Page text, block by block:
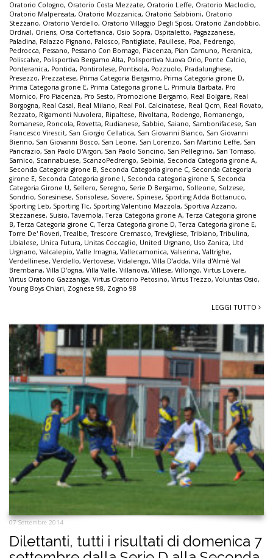
Oratorio Cologno, Oratorio Costa Mezzate, Oratorio Leffe, Oratorio Maclodio,
Oratorio Malpensata, Oratorio Mozzanica, Oratorio Sabbioni, Oratorio
Stezzano, Oratorio Verdello, Oratorio Villaggio Degli Sposi, Oratorio Zandobbio,
Ordival, Oriens, Orsa Cortefranca, Osio Sopra, Ospitaletto, Pagazzanese,
Paladina, Palazzo Pignano, Palosco, Pantigliate, Paullese, Pba, Pedrengo,
Pedrocca, Pessano, Pessano Con Bornago, Piacenza, Pian Camuno, Pieranica,
Poliscalve, Polisportiva Bergamo Alta, Polisportiva Nuova Orio, Ponte Calcio,
Ponteranica, Pontida, Pontirolese, Pontisola, Pozzuolo, Pradalunghese,
Presezzo, Prezzatese, Prima Categoria Bergamo, Prima Categoria girone D,
Prima Categoria girone E, Prima Categoria girone L , Primula Barbata, Pro
Mornico, Pro Piacenza, Pro Sesto, Promozione Bergamo, Real Bolgare, Real
Borgogna, Real Casal, Real Milano, Real Pol. Calcinatese, Real Qcm, Real Rovato,
Rezzato, Rigamonti Nuvolera, Ripaltese, Rivoltana, Rodengo, Romanengo,
Romanese, Roncola, Rovetta, Rudianese, Sabbio, Saiano, Sambonifacese, San
Francesco Virescit, San Giorgio Cellatica, San Giovanni Bianco, San Giovanni
Bienno, San Giovanni Bosco, San Leone, San Lorenzo, San Martino Leffe, San
Pancrazio, San Paolo D'Argon, San Paolo Soncino, San Pellegrino, San Tomaso,
Sarnico, Scannabuese, ScanzoPedrengo, Sebinia, Seconda Categoria girone A,
Seconda Categoria girone B, Seconda Categoria girone C, Seconda Categoria
girone E, Seconda Categoria girone I, Seconda categoria girone S, Seconda
Categoria Girone U, Sellero, Seregno, Serie D Bergamo, Solleone, Solzese,
Sondrio, Soresinese, Sorisolese, Sovere, Spinese, Sporting Adda Bottanuco,
Sporting Leb, Sporting Tlc, Sporting Valentino Mazzola, Sportiva Azzano,
Stezzanese, Suisio,Tavernola,Terza Categoria girone A,Terza Categoria girone
B,Terza Categoria girone C,Terza Categoria girone D,Terza Categoria girone E,
Torre De' Roveri,Trealbe,Trescore Cremasco,Trevigliese,Tribiano,Tribulina,
Ubialese, Unica Futura, Unitas Coccaglio, United Urgnano, Uso Zanica, Utd
Urgnano, Valcalepio, Valle Imagna, Vallecamonica, Valserina, Valtrighe,
Verdellinese, Verdello, Vertovese, Vidalengo, Villa D'adda, Villa d'Almè Val
Brembana, Villa D'ogna, Villa Valle, Villanova, Villese, Villongo, Virtus Lovere,
Virtus Oratorio Gazzaniga, Virtus Oratorio Petosino, Virtus Trezzo, Voluntas Osio,
Young Boys Chiari, Zognese 98, Zogno 98
LEGGI TUTTO
07 Settembre 2014
Dilettanti, tutti i risultati di domenica 7